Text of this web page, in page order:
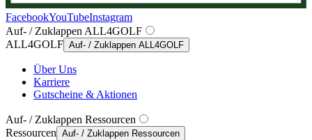
FacebookYouTubeInstagram
Auf- / Zuklappen ALL4GOLF
ALL4GOLF Auf- / Zuklappen ALL4GOLF
Über Uns
Karriere
Gutscheine & Aktionen
Auf- / Zuklappen Ressourcen
Ressourcen Auf- / Zuklappen Ressourcen